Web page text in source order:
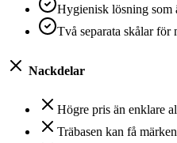
Hygienisk lösning som
Två separata skålar för
Nackdelar
Högre pris än enklare
Träbasen kan få